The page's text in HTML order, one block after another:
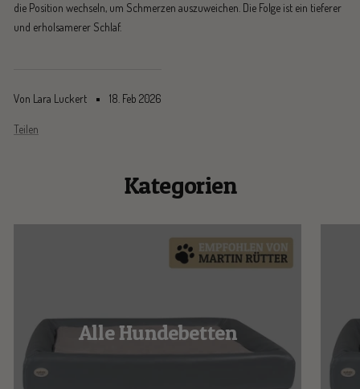
Von Lara Luckert 18. Feb 2026
Teilen
die Position wechseln, um Schmerzen auszuweichen. Die Folge ist ein tieferer
und erholsamerer Schlaf.
Kategorien
Alle Hundebetten